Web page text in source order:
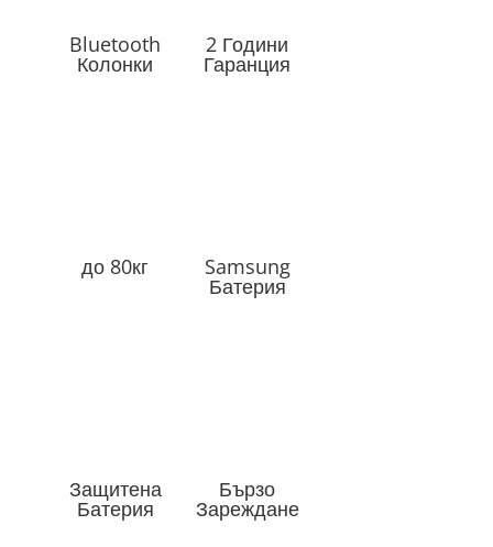
Bluetooth
Колонки
2 Години
Гаранция
до 80кг Samsung
Батерия
Защитена
Батерия
Бързо
Зареждане